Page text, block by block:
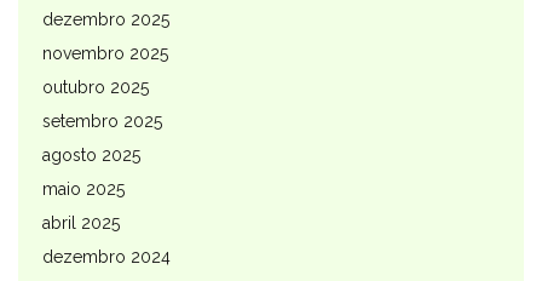
dezembro 2025
novembro 2025
outubro 2025
setembro 2025
agosto 2025
maio 2025
abril 2025
dezembro 2024